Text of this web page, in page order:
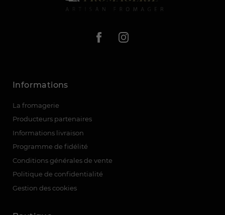
Informations
La fromagerie
Producteurs partenaires
Informations livraison
Programme de fidélité
Conditions générales de vente
Politique de confidentialité
Gestion des cookies